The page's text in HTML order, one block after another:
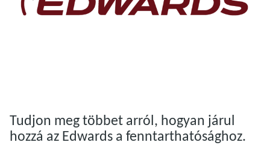
Tudjon meg többet arról, hogyan járul
hozzá az Edwards a fenntarthatósághoz.